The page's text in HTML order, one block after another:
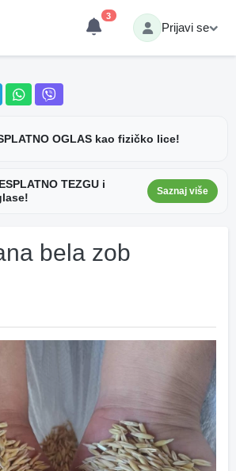
3
Prijavi se
OGLAS kao fizičko lice!
TEZGU i
Saznaj više
bela zob